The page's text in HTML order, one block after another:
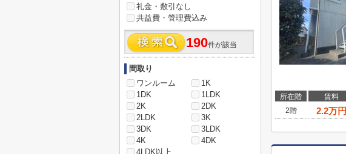
所在階 賃料
2階
2.2万円
礼金・敷引なし
共益費・管理費込み
190件が該当
間取り
ワンルーム
1K
1DK
1LDK
2K
2DK
2LDK
3K
3DK
3LDK
4K
4DK
4LDK以上